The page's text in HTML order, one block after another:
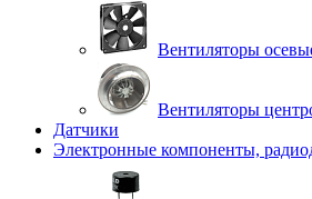
Вентиляторы
Вентиляторы
Датчики
Электронные компоненты,